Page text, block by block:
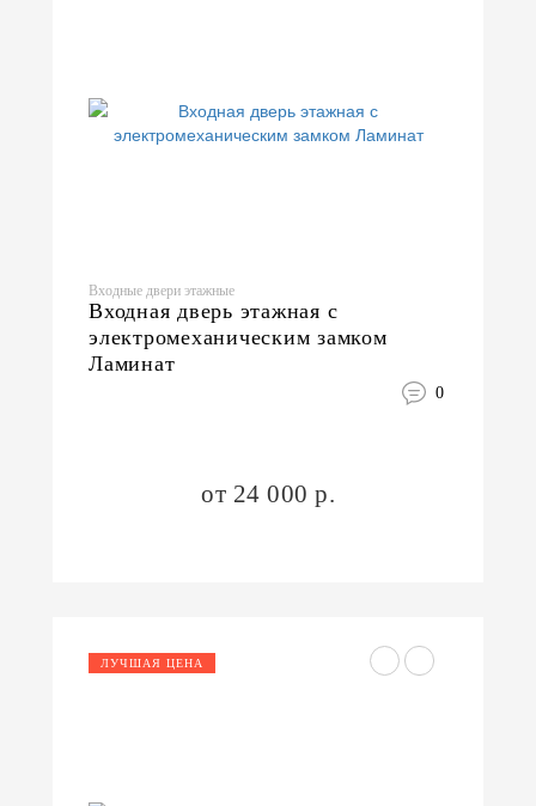
Входные двери этажные
Входная дверь этажная с
электромеханическим замком
Ламинат
0
от 24 000 р.
ЛУЧШАЯ ЦЕНА